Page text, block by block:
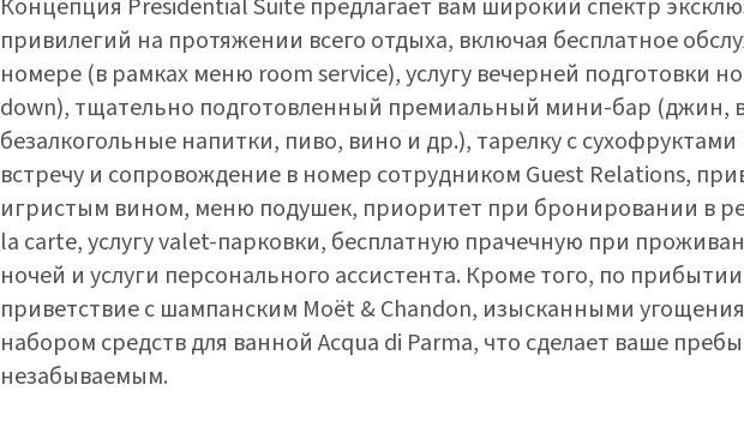
Концепция Presidential Suite предлагает вам широкий спектр
привилегий на протяжении всего отдыха, включая бесплатное
номере (в рамках меню room service), услугу вечерней подготовки
down), тщательно подготовленный премиальный мини-бар (джин,
безалкогольные напитки, пиво, вино и др.), тарелку с
встречу и сопровождение в номер сотрудником Guest Relations,
игристым вином, меню подушек, приоритет при бронировании в
la carte, услугу valet-парковки, бесплатную прачечную при
ночей и услуги персонального ассистента. Кроме того, по
приветствие с шампанским Moët & Chandon, изысканными
набором средств для ванной Acqua di Parma, что сделает ваше
незабываемым.